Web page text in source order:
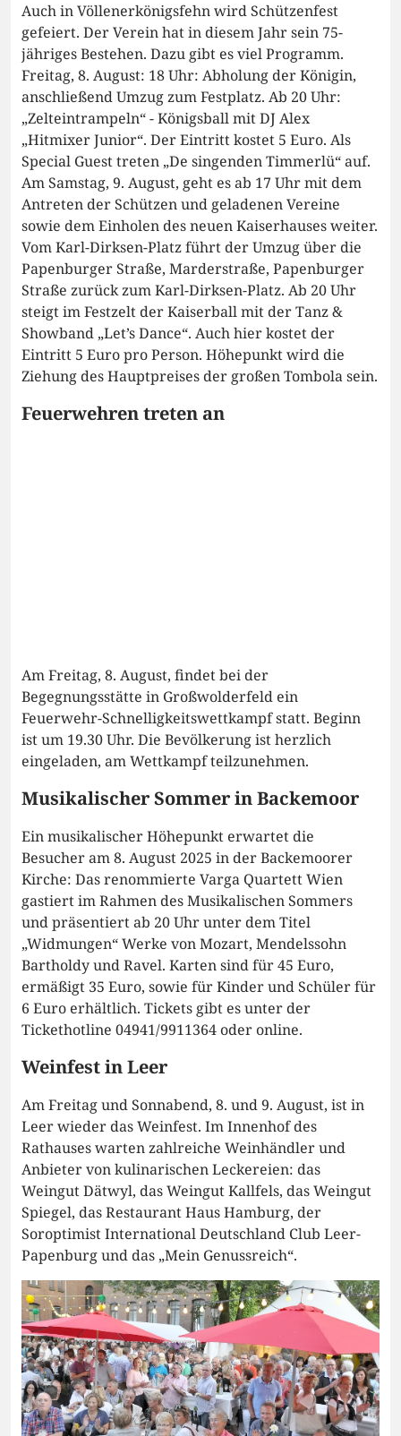
Auch in Völlenerkönigsfehn wird Schützenfest
gefeiert. Der Verein hat in diesem Jahr sein 75-
jähriges Bestehen. Dazu gibt es viel Programm.
Freitag, 8. August: 18 Uhr: Abholung der Königin,
anschließend Umzug zum Festplatz. Ab 20 Uhr:
„Zelteintrampeln“ - Königsball mit DJ Alex
„Hitmixer Junior“. Der Eintritt kostet 5 Euro. Als
Special Guest treten „De singenden Timmerlü“ auf.
Am Samstag, 9. August, geht es ab 17 Uhr mit dem
Antreten der Schützen und geladenen Vereine
sowie dem Einholen des neuen Kaiserhauses weiter.
Vom Karl-Dirksen-Platz führt der Umzug über die
Papenburger Straße, Marderstraße, Papenburger
Straße zurück zum Karl-Dirksen-Platz. Ab 20 Uhr
steigt im Festzelt der Kaiserball mit der Tanz &
Showband „Let’s Dance“. Auch hier kostet der
Eintritt 5 Euro pro Person. Höhepunkt wird die
Ziehung des Hauptpreises der großen Tombola sein.
Feuerwehren treten an
Am Freitag, 8. August, findet bei der
Begegnungsstätte in Großwolderfeld ein
Feuerwehr-Schnelligkeitswettkampf statt. Beginn
ist um 19.30 Uhr. Die Bevölkerung ist herzlich
eingeladen, am Wettkampf teilzunehmen.
Musikalischer Sommer in Backemoor
Ein musikalischer Höhepunkt erwartet die
Besucher am 8. August 2025 in der Backemoorer
Kirche: Das renommierte Varga Quartett Wien
gastiert im Rahmen des Musikalischen Sommers
und präsentiert ab 20 Uhr unter dem Titel
„Widmungen“ Werke von Mozart, Mendelssohn
Bartholdy und Ravel. Karten sind für 45 Euro,
ermäßigt 35 Euro, sowie für Kinder und Schüler für
6 Euro erhältlich. Tickets gibt es unter der
Tickethotline 04941/9911364 oder online.
Weinfest in Leer
Am Freitag und Sonnabend, 8. und 9. August, ist in
Leer wieder das Weinfest. Im Innenhof des
Rathauses warten zahlreiche Weinhändler und
Anbieter von kulinarischen Leckereien: das
Weingut Dätwyl, das Weingut Kallfels, das Weingut
Spiegel, das Restaurant Haus Hamburg, der
Soroptimist International Deutschland Club Leer-
Papenburg und das „Mein Genussreich“.